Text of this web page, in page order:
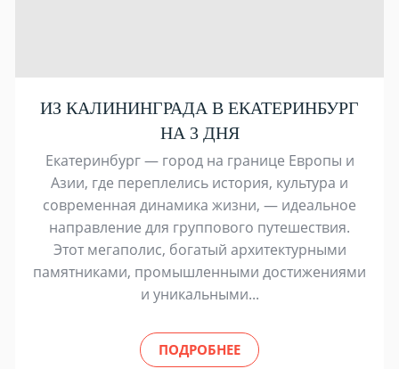
ИЗ КАЛИНИНГРАДА В ЕКАТЕРИНБУРГ
НА 3 ДНЯ
Екатеринбург — город на границе Европы и
Азии, где переплелись история, культура и
современная динамика жизни, — идеальное
направление для группового путешествия.
Этот мегаполис, богатый архитектурными
памятниками, промышленными достижениями
и уникальными...
ПОДРОБНЕЕ